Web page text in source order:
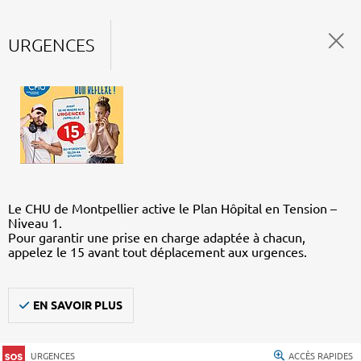
URGENCES
Le CHU de Montpellier active le Plan Hôpital en Tension –
Niveau 1.
Pour garantir une prise en charge adaptée à chacun,
appelez le 15 avant tout déplacement aux urgences.
EN SAVOIR PLUS
URGENCES ACCÈS RAPIDES